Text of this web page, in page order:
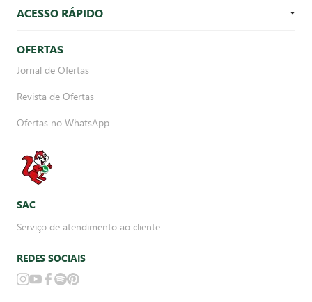
ACESSO RÁPIDO
OFERTAS
Jornal de Ofertas
Revista de Ofertas
Ofertas no WhatsApp
SAC
Serviço de atendimento ao cliente
REDES SOCIAIS